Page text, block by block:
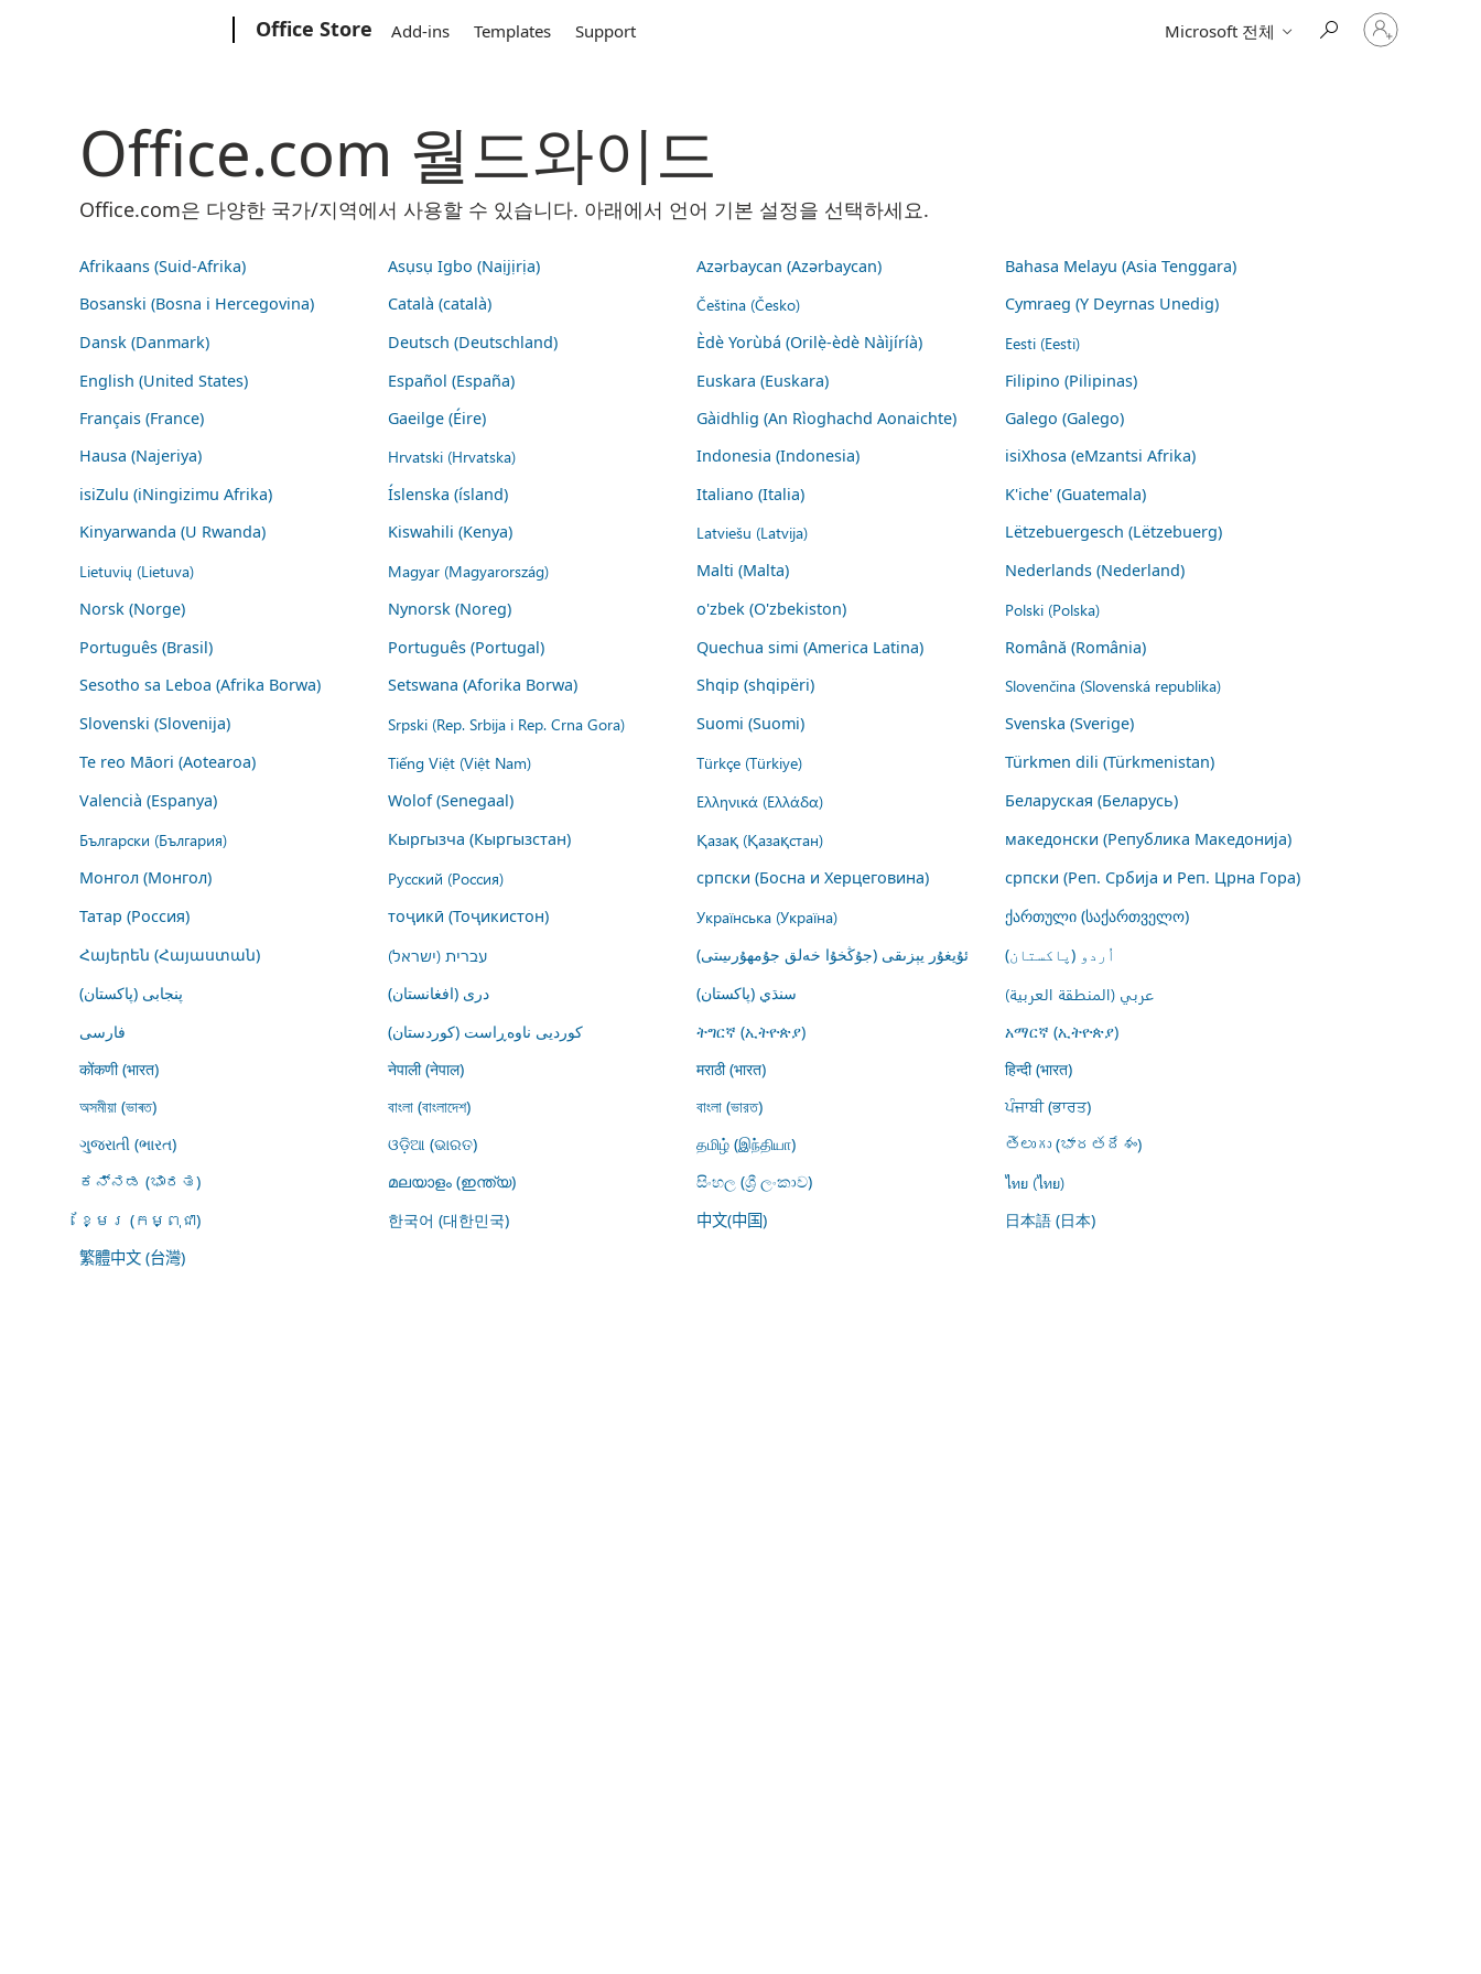
Office Store Add-ins Templates Support Microsoft 전체
귀
하
Office.com 월드와이드
Office.com은 다양한 국가/지역에서 사용할 수 있습니다. 아래에서 언어 기본 설정을 선택하세요.
Afrikaans (Suid-Afrika) Asụsụ Igbo (Naịjịrịa) Azərbaycan (Azərbaycan)
Bahasa Melayu (Asia Tenggara)
Bosanski (Bosna i Hercegovina)
Català (català) Čeština (Česko)
Cymraeg (Y Deyrnas Unedig)
Dansk (Danmark)
Deutsch (Deutschland) Èdè Yorùbá (Orilẹ̀-èdè Nàìjíríà) Eesti (Eesti)
English (United States) Español (España) Euskara (Euskara)
Filipino (Pilipinas)
Français (France)
Gaeilge (Éire) Gàidhlig (An Rìoghachd Aonaichte)
Galego (Galego)
Hausa (Najeriya)
Hrvatski (Hrvatska) Indonesia (Indonesia)
isiXhosa (eMzantsi Afrika)
isiZulu (iNingizimu Afrika)
Íslenska (ísland) Italiano (Italia)
K'iche' (Guatemala)
Kinyarwanda (U Rwanda)
Kiswahili (Kenya) Latviešu (Latvija) Lëtzebuergesch (Lëtzebuerg)
Lietuvių (Lietuva) Magyar (Magyarország) Malti (Malta)
Nederlands (Nederland)
Norsk (Norge)
Nynorsk (Noreg) o'zbek (O'zbekiston) Polski (Polska)
Português (Brasil) Português (Portugal) Quechua simi (America Latina)
Română (România)
Sesotho sa Leboa (Afrika Borwa)
Setswana (Aforika Borwa) Shqip (shqipëri) Slovenčina (Slovenská republika)
Slovenski (Slovenija) Srpski (Rep. Srbija i Rep. Crna Gora) Suomi (Suomi)
Svenska (Sverige)
Te reo Māori (Aotearoa)
Tiếng Việt (Việt Nam) Türkçe (Türkiye)
Türkmen dili (Türkmenistan)
Valencià (Espanya)
Wolof (Senegaal) Ελληνικά (Ελλάδα) Беларуская (Беларусь)
Български (България) Кыргызча (Кыргызстан) Қазақ (Қазақстан)
македонски (Република Македонија)
Монгол (Монгол)
Русский (Россия) српски (Босна и Херцеговина)
српски (Реп. Србија и Реп. Црна Гора)
Татар (Россия)
тоҷикӣ (Тоҷикистон) Українська (Україна)
ქართული (საქართველო)
Հայերեն (Հայաստան)
עברית (ישראל) ئۇيغۇر يېزىقى (جۇڭخۇا خەلق جۇمھۇرىيىتى)
اُردو (پاکستان)
پنجابی (پاکستان)
درى (افغانستان) سنڌي (پاکستان) عربي (المنطقة العربية)
فارسى کوردیی ناوەڕاست (کوردستان) ትግርኛ (ኢትዮጵያ)
አማርኛ (ኢትዮጵያ)
कोंकणी (भारत)
नेपाली (नेपाल) मराठी (भारत)
हिन्दी (भारत)
অসমীয়া (ভাৰত)
বাংলা (বাংলাদেশ) বাংলা (ভারত)
ਪੰਜਾਬੀ (ਭਾਰਤ)
ગુજરાતી (ભારત)
ଓଡ଼ିଆ (ଭାରତ) தமிழ் (இந்தியா)
తెలుగు (భారతదేశం)
ಕನ್ನಡ (ಭಾರತ)
മലയാളം (ഇന്ത്യ) සිංහල (ශ්‍රී ලංකාව) ไทย (ไทย)
ខ្មែរ (កម្ពុជា) 한국어 (대한민국) 中文(中国)
日本語 (日本)
繁體中文 (台灣)